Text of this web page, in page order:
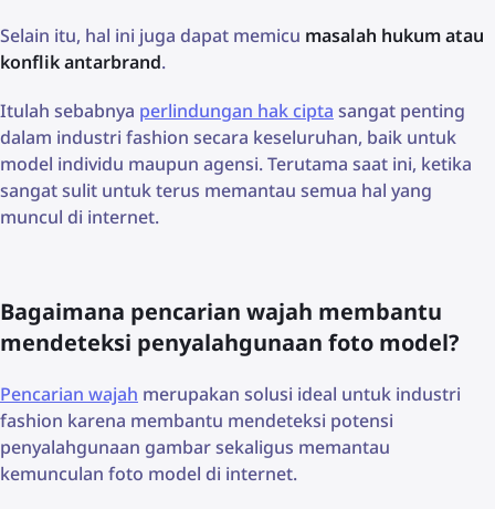
Selain itu, hal ini juga dapat memicu masalah hukum atau
konflik antarbrand.
Itulah sebabnya perlindungan hak cipta sangat penting
dalam industri fashion secara keseluruhan, baik untuk
model individu maupun agensi. Terutama saat ini, ketika
sangat sulit untuk terus memantau semua hal yang
muncul di internet.
Bagaimana pencarian wajah membantu
mendeteksi penyalahgunaan foto model?
Pencarian wajah merupakan solusi ideal untuk industri
fashion karena membantu mendeteksi potensi
penyalahgunaan gambar sekaligus memantau
kemunculan foto model di internet.